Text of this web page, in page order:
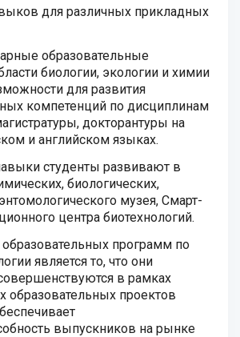
для различных прикладных
образовательные
биологии, экологии и химии
для развития
компетенций по дисциплинам
докторантуры на
и английском языках.
студенты развивают в
биологических,
музея, Смарт-
центра биотехнологий.
программ по
является то, что они
в рамках
проектов
выпускников на рынке